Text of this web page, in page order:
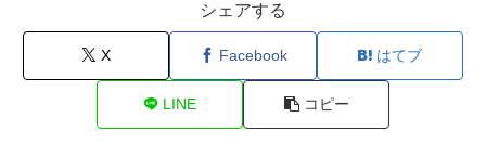
シェアする
X Facebook はてブ
LINE コピー